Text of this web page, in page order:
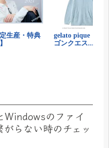
Windowsのファイ
らない時のチェッ